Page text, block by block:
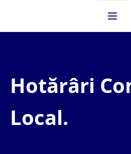
Hotărâri
Local.